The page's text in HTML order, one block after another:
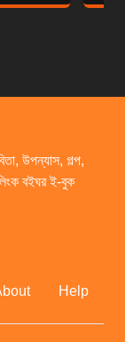
উপন্যাস, গল্প,
বইঘর ই-বুক
Help